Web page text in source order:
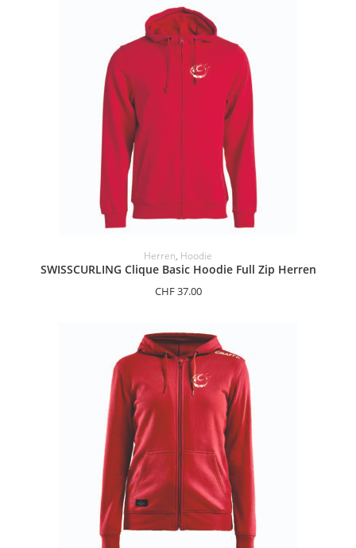
OPTIONEN AUSWÄHLEN
Herren, Hoodie
SWISSCURLING Clique Basic Hoodie Full Zip Herren
CHF37.00